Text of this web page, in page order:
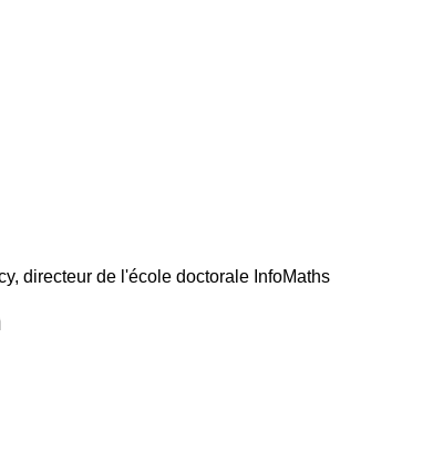
directeur de l'école doctorale InfoMaths